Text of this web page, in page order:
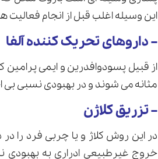
این وسیله اغلب قبل از انجام
– داروهای تحریک کننده آلفا
از قبیل پسودوافدرین و ایمی
مثانه می شوند و در بهبودی نسبی بی
– تزریق کلاژن
در این روش کلاژ و یا چربی فرد را
خروج غیرطبیعی ادراری به بهبودی